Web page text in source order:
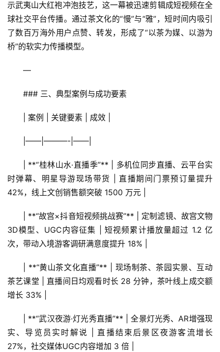
示武夷山大红袍冲泡技艺，这一幕被迅速剪辑成短视频在全
球社交平台传播。通过茶文化的“慢”与“雅”，短时间内吸引
了数百万海外用户点赞、转发，形成了“以茶为媒、以游为
桥”的软实力传播模型。
—
### 三、典型案例与成功要素
| 案例 | 关键要素 | 成效 |
|——|———-|——|
| **“桂林山水·直播季”** | 多机位同步直播、云平台实
时弹幕、明星导游现场带货 | 直播期间门票预订量提升
42%，线上文创销售额突破 1500 万元 |
| **“故宫×抖音短视频挑战赛”** | 定制滤镜、故宫文物
3D模型、UGC内容征集 | 短视频累计播放量超过 1.2 亿
次，带动入境游客调研满意度提升 18% |
| **“黄山茶文化直播”** | 现场制茶、茶园实景、互动
茶艺课堂 | 直播间日均观看时长 28 分钟，茶叶线上成交额
增长 33% |
| **“武汉夜游·灯光秀直播”** | 全景灯光秀、AR增强现
实、导览员实时解说 | 直播结束后景区夜游客流增长
27%，社交媒体UGC内容增加 3 倍 |